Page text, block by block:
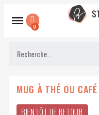
MUG À THÉ OU
BIENTÔT DE RETOUR